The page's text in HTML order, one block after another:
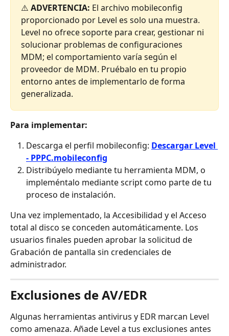
⚠️ ADVERTENCIA: El archivo mobileconfig
proporcionado por Level es solo una muestra.
Level no ofrece soporte para crear, gestionar ni
solucionar problemas de configuraciones
MDM; el comportamiento varía según el
proveedor de MDM. Pruébalo en tu propio
entorno antes de implementarlo de forma
generalizada.
Para implementar:
Descarga el perfil mobileconfig: Descargar Level
- PPPC.mobileconfig
Distribúyelo mediante tu herramienta MDM, o
impleméntalo mediante script como parte de tu
proceso de instalación.
Una vez implementado, la Accesibilidad y el Acceso
total al disco se conceden automáticamente. Los
usuarios finales pueden aprobar la solicitud de
Grabación de pantalla sin credenciales de
administrador.
Exclusiones de AV/EDR
Algunas herramientas antivirus y EDR marcan Level
como amenaza. Añade Level a tus exclusiones antes